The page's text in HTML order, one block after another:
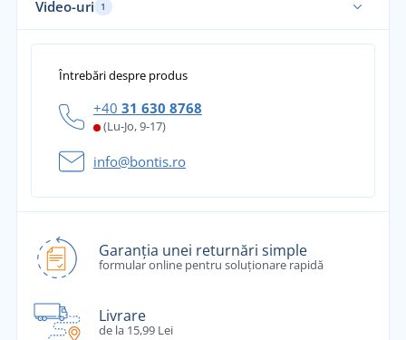
Video-uri 1
Întrebări despre produs
+40 31 630 8768
(Lu-Jo, 9-17)
info@bontis.ro
Garanția unei returnări simple
formular online pentru soluționare rapidă
Livrare
de la 15,99 Lei